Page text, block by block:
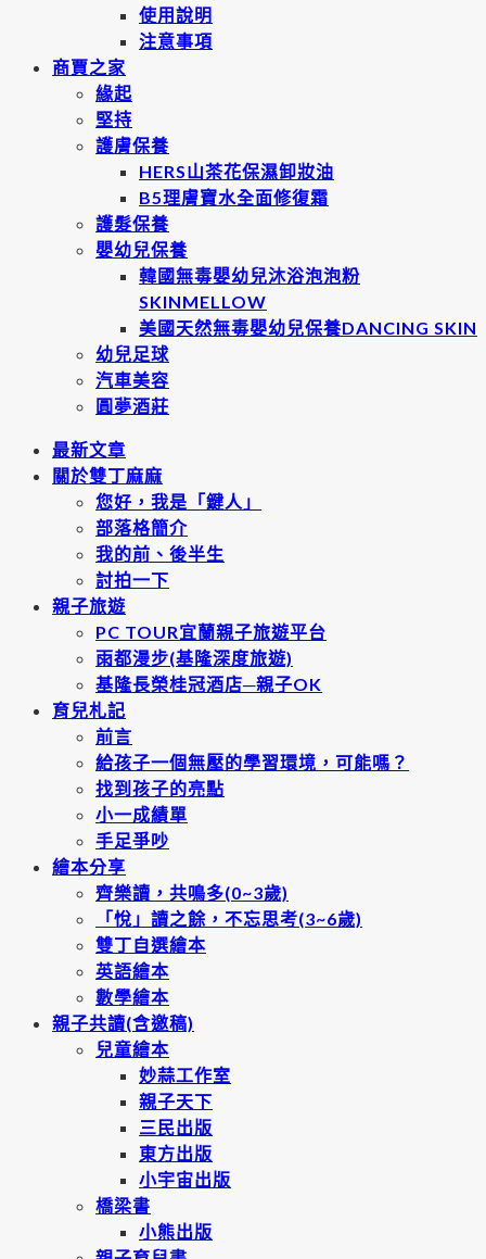
使用說明
注意事項
商賈之家
緣起
堅持
護膚保養
HERS山茶花保濕卸妝油
B5理膚寶水全面修復霜
護髮保養
嬰幼兒保養
韓國無毒嬰幼兒沐浴泡泡粉
SKINMELLOW
美國天然無毒嬰幼兒保養DANCING SKIN
幼兒足球
汽車美容
圓夢酒莊
最新文章
關於雙丁麻麻
您好，我是「鍵人」
部落格簡介
我的前、後半生
討拍一下
親子旅遊
PC TOUR宜蘭親子旅遊平台
雨都漫步(基隆深度旅遊)
基隆長榮桂冠酒店─親子OK
育兒札記
前言
給孩子一個無壓的學習環境，可能嗎？
找到孩子的亮點
小一成績單
手足爭吵
繪本分享
齊樂讀，共鳴多(0~3歲)
「悅」讀之餘，不忘思考(3~6歲)
雙丁自選繪本
英語繪本
數學繪本
親子共讀(含邀稿)
兒童繪本
妙蒜工作室
親子天下
三民出版
東方出版
小宇宙出版
橋梁書
小熊出版